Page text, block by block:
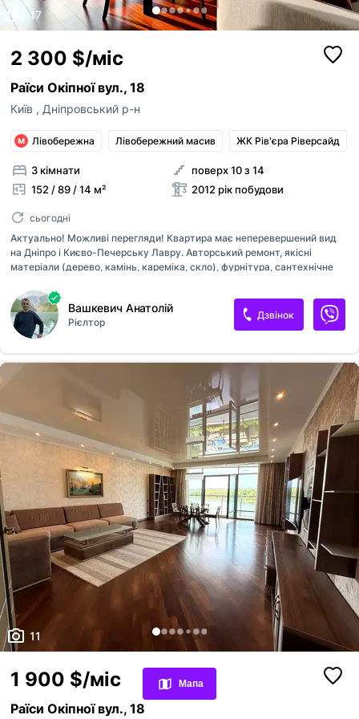
Переглянуті оголошення
17
2 300 $/міс
Раїси Окіпної вул., 18
Київ , Дніпровський р-н
Лівобережна Лівобережний масив ЖК Рів'єра Ріверсайд
3 кімнати
152 / 89 / 14 м²
поверх 10 з 14
2012 рік побудови
сьогодні
Актуально! Можливі перегляди! Квартира має неперевершений вид
на Дніпро і Києво-Печерську Лавру. Авторський ремонт, якісні
матеріали (дерево, камінь, кареміка, скло), фурнітура, сантехнічне
квартири включає дві окремі спальні кімнати, два санвузли, велику
кухню-вітальню з виходом на терасу на воду, а також ще одну
простору терасу з кімнат та гардеробну. Зручне паркомісце у
підземному паркінгу. Оплата при підписанні договору перший місяць
оренди та страхова сума власнику. Комісійні послуги 50% від суми
оренди. Мобільно відповім в Viber або телеграм за вказаним номером
Вашкевич Анатолій
Рієлтор
Дзвінок
11
1 900 $/міс
Раїси Окіпної вул., 18
Мапа